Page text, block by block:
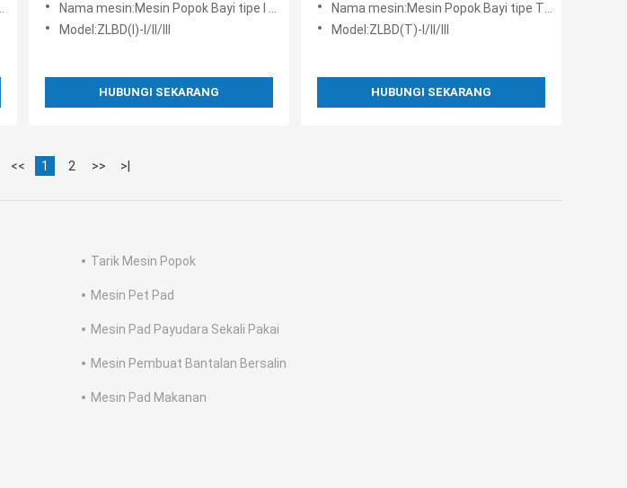
Nama mesin:Mesin Popok Bayi tipe I standarZLBD-II/ZLBD-III
Model:ZLBD(I)-I/II/III
HUBUNGI SEKARANG
Nama mesin:Mesin Popok Bayi tipe T ZLBD
Model:ZLBD(T)-I/II/III
HUBUNGI SEKARANG
<< 1 2 >> >|
Tarik Mesin Popok
Mesin Pet Pad
Mesin Pad Payudara Sekali Pakai
Mesin Pembuat Bantalan Bersalin
Mesin Pad Makanan